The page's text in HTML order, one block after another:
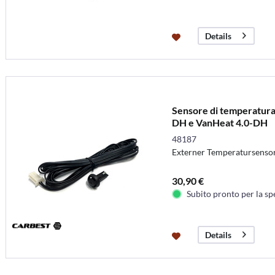
Details
Sensore di
DH e VanHeat 4.0-DH
48187
Externer
30,90 €
Subito pronto per la
Details